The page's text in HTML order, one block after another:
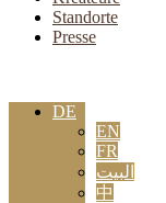
Standorte
Presse
DE
EN
FR
البيت
中